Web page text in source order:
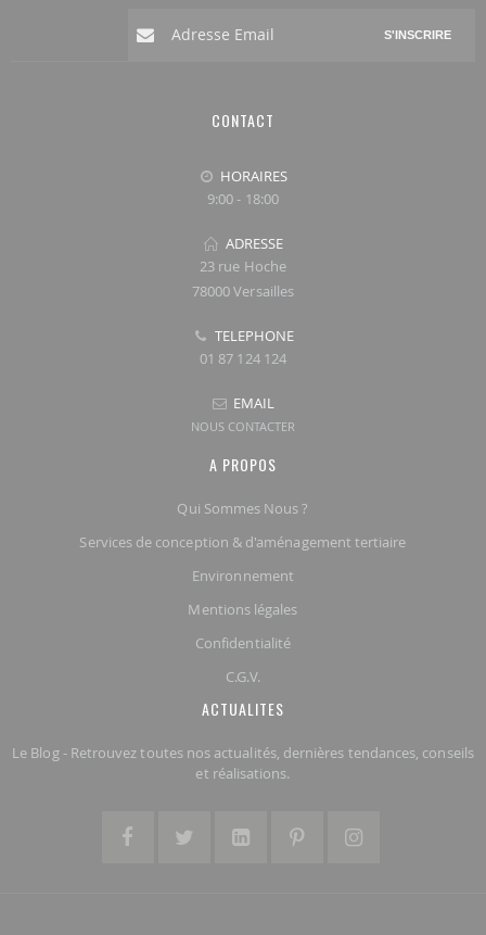
S'INSCRIRE
CONTACT
HORAIRES
9:00 - 18:00
ADRESSE
23 rue Hoche
78000 Versailles
TELEPHONE
01 87 124 124
EMAIL
NOUS CONTACTER
A PROPOS
Qui Sommes Nous ?
Services de conception & d'aménagement tertiaire
Environnement
Mentions légales
Confidentialité
C.G.V.
ACTUALITES
Le Blog - Retrouvez toutes nos actualités, dernières tendances, conseils
et réalisations.